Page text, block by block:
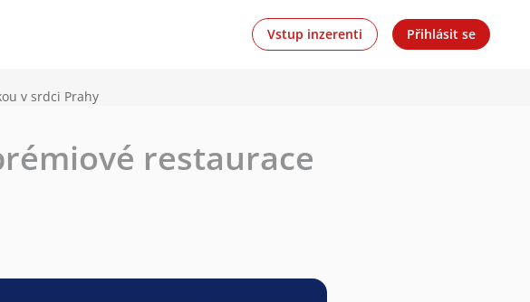
Vstup inzerenti Přihlásit se
v srdci Prahy
restaurace